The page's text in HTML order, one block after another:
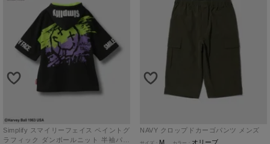
Simplify スマイリーフェイス ペイントグ
ラフィック ダンボールニット 半袖パー
NAVY クロップドカーゴパンツ メンズ
M
オリーブ